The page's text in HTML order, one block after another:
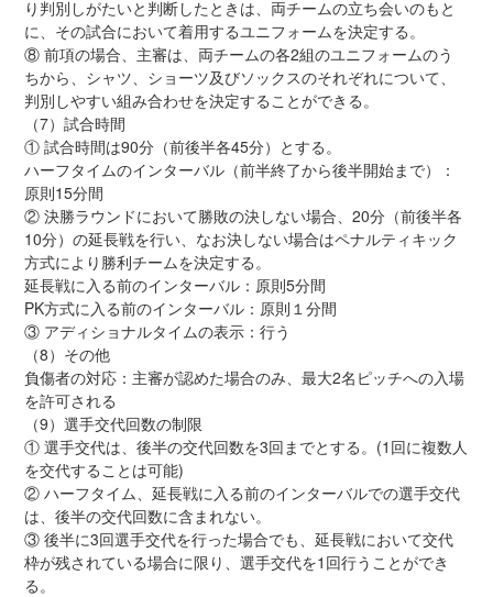
り判別しがたいと判断したときは、両チームの立ち会いのもと
に、その試合において着用するユニフォームを決定する。
⑧ 前項の場合、主審は、両チームの各2組のユニフォームのう
ちから、シャツ、ショーツ及びソックスのそれぞれについて、
判別しやすい組み合わせを決定することができる。
（7）試合時間
① 試合時間は90分（前後半各45分）とする。
ハーフタイムのインターバル（前半終了から後半開始まで）：
原則15分間
② 決勝ラウンドにおいて勝敗の決しない場合、20分（前後半各
10分）の延長戦を行い、なお決しない場合はペナルティキック
方式により勝利チームを決定する。
延長戦に入る前のインターバル：原則5分間
PK方式に入る前のインターバル：原則１分間
③ アディショナルタイムの表示：行う
（8）その他
負傷者の対応：主審が認めた場合のみ、最大2名ピッチへの入場
を許可される
（9）選手交代回数の制限
① 選手交代は、後半の交代回数を3回までとする。(1回に複数人
を交代することは可能)
② ハーフタイム、延長戦に入る前のインターバルでの選手交代
は、後半の交代回数に含まれない。
③ 後半に3回選手交代を行った場合でも、延長戦において交代
枠が残されている場合に限り、選手交代を1回行うことができ
る。